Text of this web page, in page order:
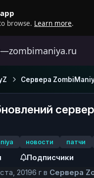
browse. Learn more.
Сервера
новости патчи
Подписчики
20196 г в Сервера